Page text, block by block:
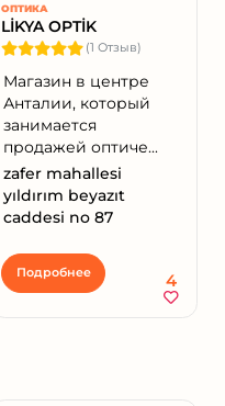
ОПТИКА
LİKYA OPTİK
(1 Отзыв)
Магазин в центре
Анталии, который
занимается
продажей оптиче...
zafer mahallesi
yıldırım beyazıt
caddesi no 87
Подробнее 4